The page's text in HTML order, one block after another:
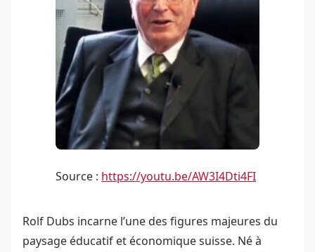
Source : https://youtu.be/AW3I4Dti4FI
Rolf Dubs incarne l’une des figures majeures du
paysage éducatif et économique suisse. Né à